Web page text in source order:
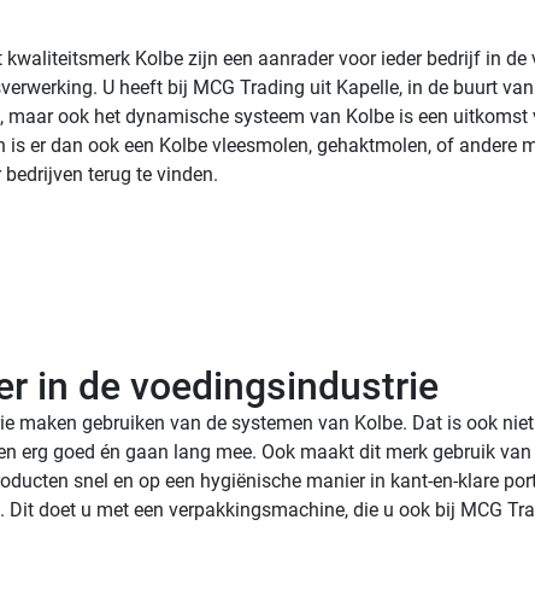
Kolbe zijn een aanrader voor ieder bedrijf in
U heeft bij MCG Trading uit Kapelle, in de buurt
ook het dynamische systeem van Kolbe is een
is er dan ook een Kolbe vleesmolen, gehaktmolen, of
terug te vinden.
in de voedingsindustrie
maken gebruiken van de systemen van Kolbe. Dat is ook
erg goed én gaan lang mee. Ook maakt dit merk gebruik
snel en op een hygiënische manier in kant-en-klare
Dit doet u met een verpakkingsmachine, die u ook bij MCG